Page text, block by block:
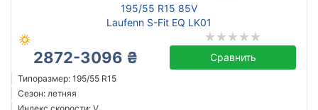
195/55 R15 85V
Laufenn S-Fit EQ LK01
2872-3096 ₴ Сравнить
Типоразмер: 195/55 R15
Сезон: летняя